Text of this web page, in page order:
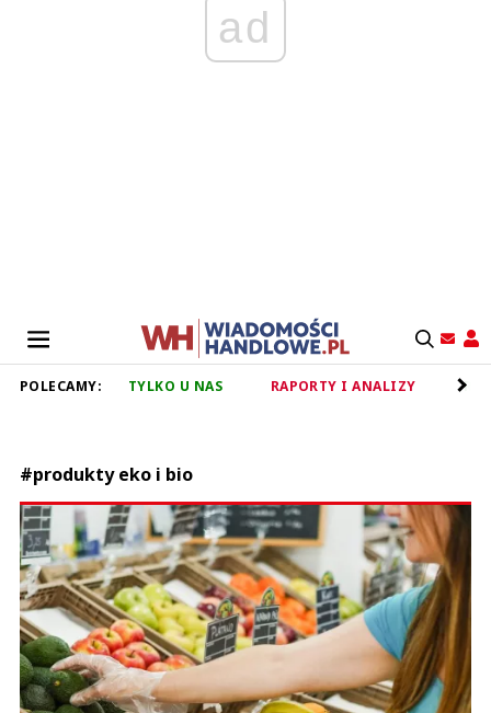
ad
POLECAMY: TYLKO U NAS RAPORTY I ANALIZY
#produkty eko i bio